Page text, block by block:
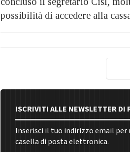
possibilità di accedere alla
ISCRIVITI ALLE NEWSLETTER DI
Inserisci il tuo indirizzo email per
casella di posta elettronica.